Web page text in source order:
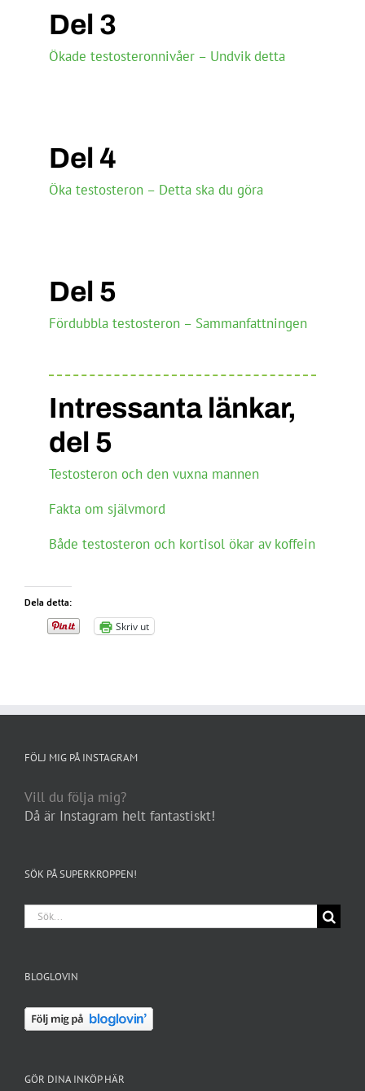
Del 3
Ökade testosteronnivåer – Undvik detta
Del 4
Öka testosteron – Detta ska du göra
Del 5
Fördubbla testosteron – Sammanfattningen
Intressanta länkar,
del 5
Testosteron och den vuxna mannen
Fakta om självmord
Både testosteron och kortisol ökar av koffein
Dela detta:
Skriv ut
FÖLJ MIG PÅ INSTAGRAM
Vill du följa mig?
Då är Instagram helt fantastiskt!
SÖK PÅ SUPERKROPPEN!
Sök
efter:
BLOGLOVIN
GÖR DINA INKÖP HÄR